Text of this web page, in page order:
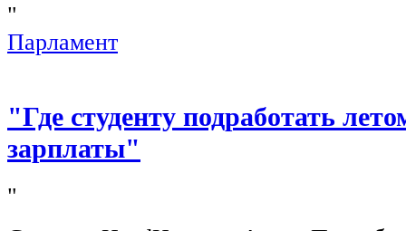
"
Парламент
"Где студенту подработать
зарплаты"
"